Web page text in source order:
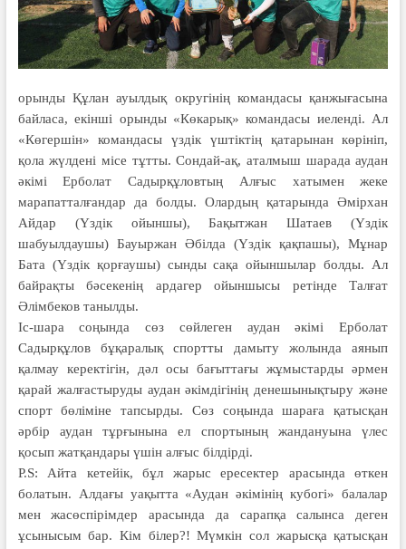
орынды Құлан ауылдық округінің командасы қанжығасына
байласа, екінші орынды «Көкарық» командасы иеленді. Ал
«Көгершін» командасы үздік үштіктің қатарынан көрініп,
қола жүлдені місе тұтты. Сондай-ақ, аталмыш шарада аудан
әкімі Ерболат Садырқұловтың Алғыс хатымен жеке
марапатталғандар да болды. Олардың қатарында Әмірхан
Айдар (Үздік ойыншы), Бақытжан Шатаев (Үздік
шабуылдаушы) Бауыржан Әбілда (Үздік қақпашы), Мұнар
Бата (Үздік қорғаушы) сынды сақа ойыншылар болды. Ал
байрақты бәсекенің ардагер ойыншысы ретінде Талғат
Әлімбеков танылды.
Іс-шара соңында сөз сөйлеген аудан әкімі Ерболат
Садырқұлов бұқаралық спортты дамыту жолында аянып
қалмау керектігін, дәл осы бағыттағы жұмыстарды әрмен
қарай жалғастыруды аудан әкімдігінің денешынықтыру және
спорт бөліміне тапсырды. Сөз соңында шараға қатысқан
әрбір аудан тұрғынына ел спортының жандануына үлес
қосып жатқандары үшін алғыс білдірді.
Р.S: Айта кетейік, бұл жарыс ересектер арасында өткен
болатын. Алдағы уақытта «Аудан әкімінің кубогі» балалар
мен жасөспірімдер арасында да сарапқа салынса деген
ұсынысым бар. Кім білер?! Мүмкін сол жарысқа қатысқан